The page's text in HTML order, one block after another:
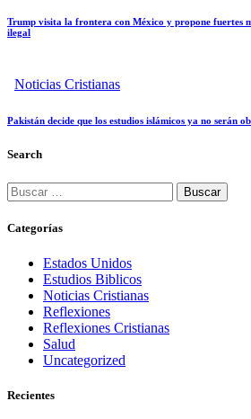
Trump visita la frontera con México y propone fuertes
ilegal
Noticias Cristianas
Pakistán decide que los estudios islámicos ya no serán
Search
Categorías
Estados Unidos
Estudios Biblicos
Noticias Cristianas
Reflexiones
Reflexiones Cristianas
Salud
Uncategorized
Recientes